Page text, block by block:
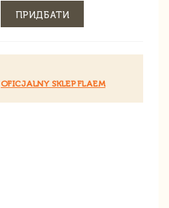
ПРИДБАТИ
OFICJALNY SKLEP FLAEM